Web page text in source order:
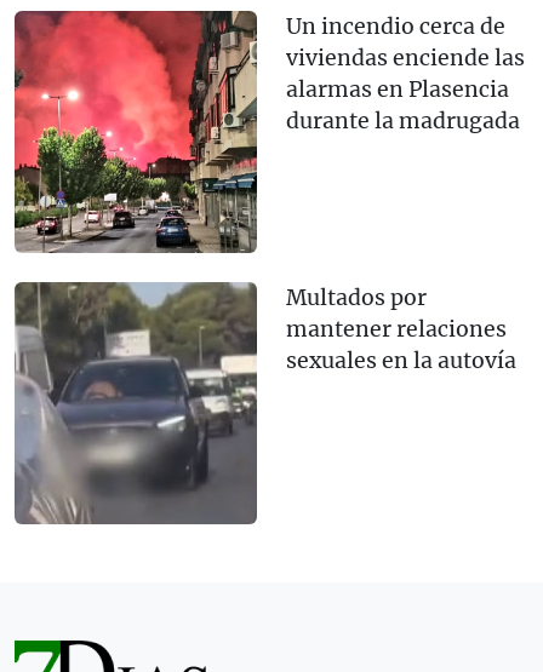
Un incendio cerca de
viviendas enciende las
alarmas en Plasencia
durante la madrugada
Multados por
mantener relaciones
sexuales en la autovía